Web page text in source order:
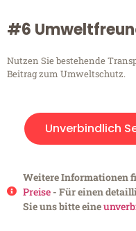
#6
Nutzen Sie bestehende
Beitrag zum Umweltschutz.
Unverbindlich
Weitere Informationen
Preise- Für einen
Sie uns bitte eine